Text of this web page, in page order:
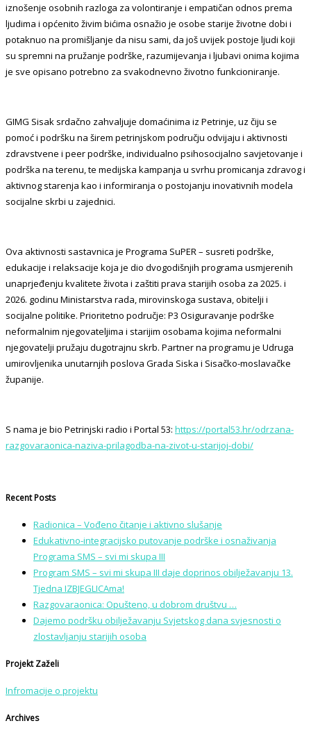
iznošenje osobnih razloga za volontiranje i empatičan odnos prema
ljudima i općenito živim bićima osnažio je osobe starije životne dobi i
potaknuo na promišljanje da nisu sami, da još uvijek postoje ljudi koji
su spremni na pružanje podrške, razumijevanja i ljubavi onima kojima
je sve opisano potrebno za svakodnevno životno funkcioniranje.
GIMG Sisak srdačno zahvaljuje domaćinima iz Petrinje, uz čiju se
pomoć i podršku na širem petrinjskom području odvijaju i aktivnosti
zdravstvene i peer podrške, individualno psihosocijalno savjetovanje i
podrška na terenu, te medijska kampanja u svrhu promicanja zdravog i
aktivnog starenja kao i informiranja o postojanju inovativnih modela
socijalne skrbi u zajednici.
Ova aktivnosti sastavnica je Programa SuPER – susreti podrške,
edukacije i relaksacije koja je dio dvogodišnjih programa usmjerenih
unaprjeđenju kvalitete života i zaštiti prava starijih osoba za 2025. i
2026. godinu Ministarstva rada, mirovinskoga sustava, obitelji i
socijalne politike. Prioritetno područje: P3 Osiguravanje podrške
neformalnim njegovateljima i starijim osobama kojima neformalni
njegovatelji pružaju dugotrajnu skrb. Partner na programu je Udruga
umirovljenika unutarnjih poslova Grada Siska i Sisačko-moslavačke
županije.
S nama je bio Petrinjski radio i Portal 53: https://portal53.hr/odrzana-
razgovaraonica-naziva-prilagodba-na-zivot-u-starijoj-dobi/
Recent Posts
Radionica – Vođeno čitanje i aktivno slušanje
Edukativno-integracijsko putovanje podrške i osnaživanja
Programa SMS – svi mi skupa III
Program SMS – svi mi skupa III daje doprinos obilježavanju 13.
Tjedna IZBJEGLICAma!
Razgovaraonica: Opušteno, u dobrom društvu …
Dajemo podršku obilježavanju Svjetskog dana svjesnosti o
zlostavljanju starijih osoba
Projekt Zaželi
Infromacije o projektu
Archives